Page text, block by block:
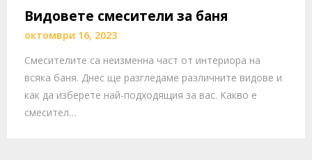
Видовете смесители за баня
октомври 16, 2023
Смесителите са неизменна част от интериора на
всяка баня. Днес ще разгледаме различните видове и
как да изберете най-подходящия за вас. Какво е
смесител…